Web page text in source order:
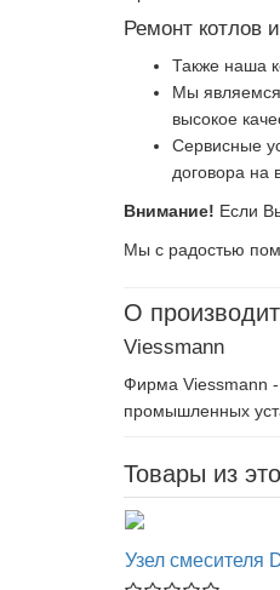
Ремонт котлов
Также наша
Мы являемся
высокое
Сервисные
договора на
Внимание! Если
Мы с радостью
О
Viessmann
Фирма Viessmann -
промышленных
Товары из
Узел смесителя